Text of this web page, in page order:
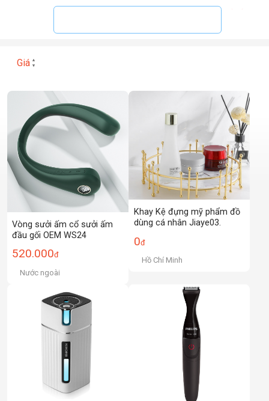
Giá
Vòng sưởi ấm cổ sưởi ấm
đầu gối OEM WS24
520.000đ
Nước ngoài
Khay Kệ đựng mỹ phẩm đồ
dùng cá nhân Jiaye03.
0đ
Hồ Chí Minh